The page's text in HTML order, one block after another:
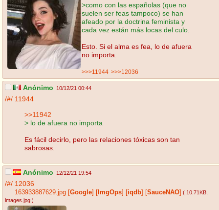
>como con las españolas (que no
suelen ser feas tampoco) se han
afeado por la doctrina feminista y
cada vez están más locas del culo.
Esto. Si el alma es fea, lo de afuera
no importa.
>>>11944 >>>12036
Anónimo 10/12/21 00:44
/#/ 11944
>>11942
> lo de afuera no importa
Es fácil decirlo, pero las relaciones tóxicas son tan
sabrosas.
Anónimo 12/12/21 19:54
/#/ 12036
163933887629.jpg Google ImgOps iqdb SauceNAO ( 10.71KB
images.jpg )